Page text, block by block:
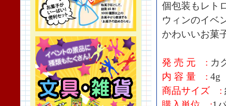
個包装もレト
ウィンのイベ
かわいいお菓
発 売 元 : カ
内 容 量 : 4g
商品サイズ :